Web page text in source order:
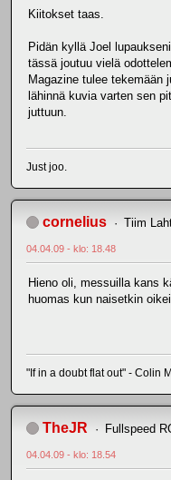
Kiitokset taas.
Pidän kyllä Joel
tässä joutuu vielä
Magazine tulee tekemään
lähinnä kuvia varten sen
juttuun.
Just joo.
cornelius Tiim
04.04.09 - klo: 18.48
Hieno oli, messuilla kans
huomas kun naisetkin
"If in a doubt flat out" - Colin
TheJR Fullspeed
04.04.09 - klo: 18.54